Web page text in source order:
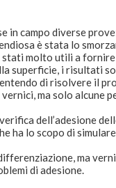
in campo diverse
è stata lo
molto utili a
superficie, i risultati
di risolvere il
ma solo alcune
dell’adesione
ha lo scopo di
ma
di adesione.